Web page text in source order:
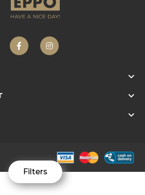
Filters
keyboard_arrow_down
keyboard_arrow_down
keyboard_arrow_down